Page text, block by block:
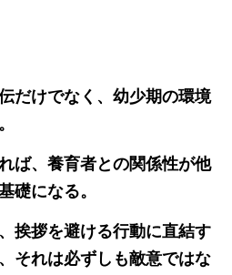
だけでなく、幼少期の環境
ば、養育者との関係性が他
礎になる。
挨拶を避ける行動に直結す
それは必ずしも敵意ではな